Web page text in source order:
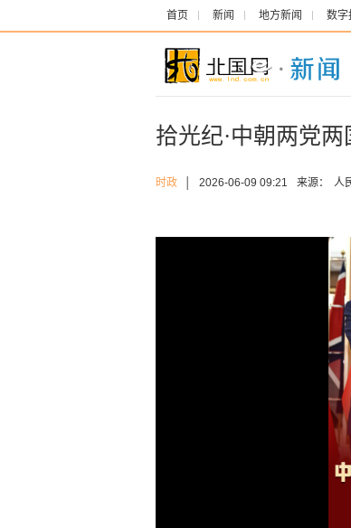
首页 新闻 地方新闻 数字
拾光纪·中朝两党
时政 2026-06-09 09:21 来源： 人